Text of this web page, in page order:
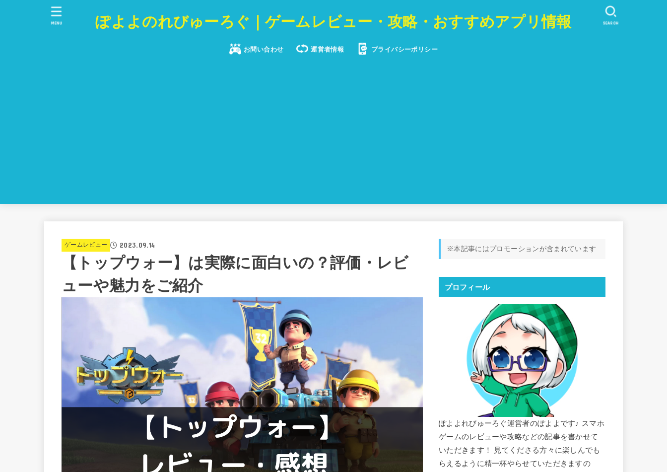
ぽよよのれびゅーろぐ｜ゲームレビュー・攻略・おすすめアプリ情報
お問い合わせ 運営者情報 プライバシーポリシー
SEARCH
MENU
ゲームレビュー 2023.09.14
【トップウォー】は実際に面白いの？評価・レビ
ューや魅力をご紹介
※本記事にはプロモーションが含まれています
プロフィール
ぽよよれびゅーろぐ運営者のぽよよです♪ スマホ
ゲームのレビューや攻略などの記事を書かせて
いただきます！ 見てくださる方々に楽しんでも
らえるように精一杯やらせていただきますの